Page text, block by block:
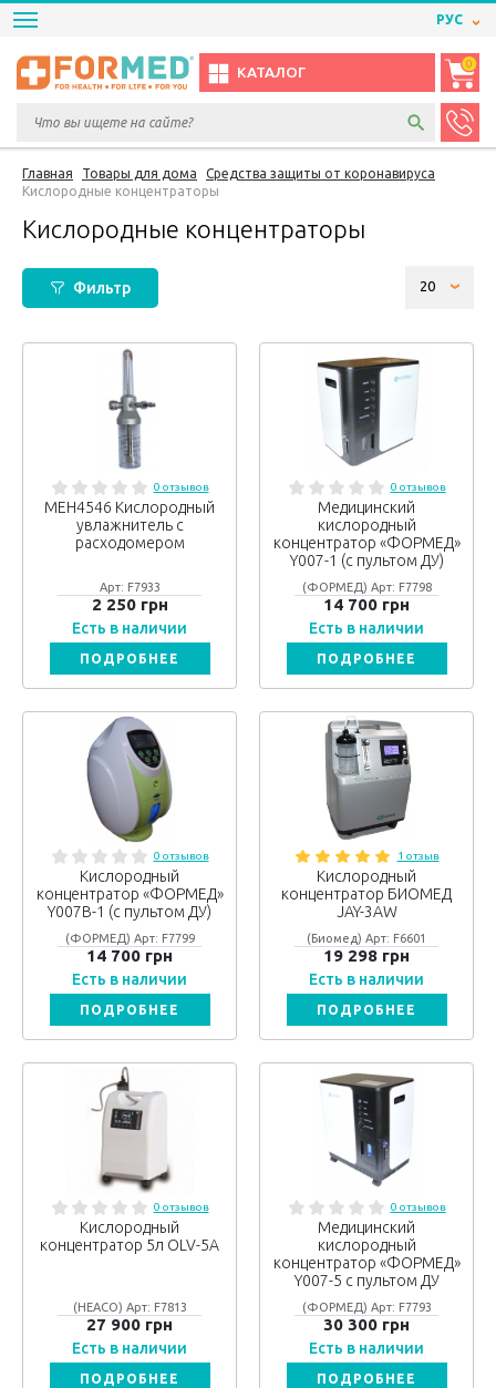
РУС
КАТАЛОГ
0
Главная Товары для дома
Средства защиты от коронавируса
Кислородные концентраторы
Кислородные концентраторы
Фильтр
0 отзывов
МЕН4546 Кислородный
увлажнитель с
расходомером
Арт: F7933
2 250 грн
Есть в наличии
ПОДРОБНЕЕ
0 отзывов
Медицинский
кислородный
концентратор «ФОРМЕД»
Y007-1 (с пультом ДУ)
(ФОРМЕД) Арт: F7798
14 700 грн
Есть в наличии
ПОДРОБНЕЕ
0 отзывов
Кислородный
концентратор «ФОРМЕД»
Y007В-1 (с пультом ДУ)
(ФОРМЕД) Арт: F7799
14 700 грн
Есть в наличии
ПОДРОБНЕЕ
1 отзыв
Кислородный
концентратор БИОМЕД
JAY-3AW
(Биомед) Арт: F6601
19 298 грн
Есть в наличии
ПОДРОБНЕЕ
0 отзывов
Кислородный
концентратор 5л OLV-5А
(HEACO) Арт: F7813
27 900 грн
Есть в наличии
ПОДРОБНЕЕ
0 отзывов
Медицинский
кислородный
концентратор «ФОРМЕД»
Y007-5 с пультом ДУ
(ФОРМЕД) Арт: F7793
30 300 грн
Есть в наличии
ПОДРОБНЕЕ